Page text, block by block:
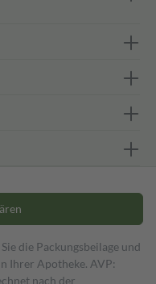
die Packungsbeilage und
Ihrer Apotheke. AVP:
nach der